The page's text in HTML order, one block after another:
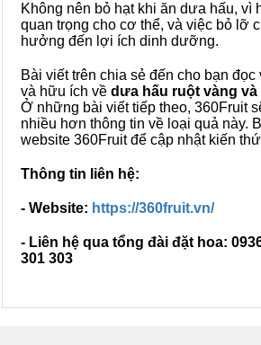
Không nên bỏ hạt khi ăn dưa hấu, vì
quan trọng cho cơ thể, và việc bỏ lỡ
hưởng đến lợi ích dinh dưỡng.
Bài viết trên chia sẻ đến cho bạn đọc
và hữu ích về dưa hấu ruột vàng
Ở những bài viết tiếp theo, 360Fruit
nhiều hơn thông tin về loại quả này.
website 360Fruit để cập nhật kiến
Thông tin liên hệ:
- Website: https://360fruit.vn/
- Liên hệ qua tổng đài đặt hoa:
301 303